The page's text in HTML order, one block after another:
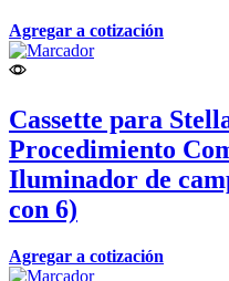
Agregar a cotización
Cassette para
Procedimiento
Iluminador de
con 6)
Agregar a cotización